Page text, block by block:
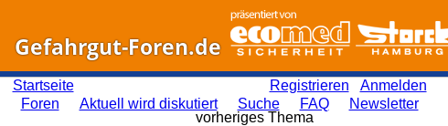
Gefahrgut-Foren.de
Registrieren Anmelden
Startseite
Foren
Aktuell wird diskutiert Suche FAQ
Newsletter
vorheriges Thema